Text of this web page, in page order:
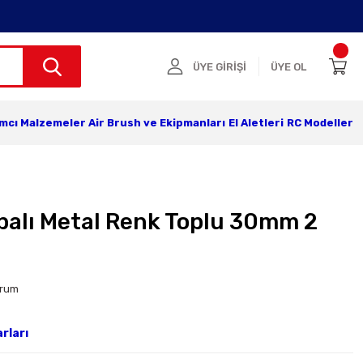
ÜYE GİRİŞİ ÜYE OL
Malzemeler Air Brush ve Ekipmanları El Aletleri RC Modeller
Metal Renk Toplu 30mm 2